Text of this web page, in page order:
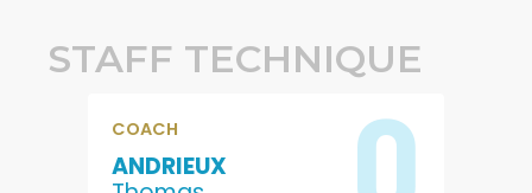
STAFF TECHNIQUE
COACH
ANDRIEUX
0